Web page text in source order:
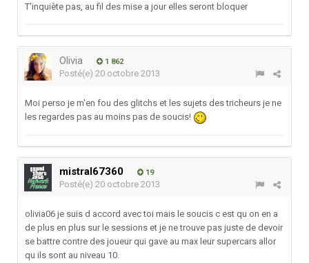
T'inquiète pas, au fil des mise a jour elles seront bloquer
Olivia 1 862
Posté(e) 20 octobre 2013
Moi perso je m'en fou des glitchs et les sujets des tricheurs je ne
les regardes pas au moins pas de soucis!
mistral67360 19
Posté(e) 20 octobre 2013
olivia06 je suis d accord avec toi mais le soucis c est qu on en a
de plus en plus sur le sessions et je ne trouve pas juste de devoir
se battre contre des joueur qui gave au max leur supercars allor
qu ils sont au niveau 10.